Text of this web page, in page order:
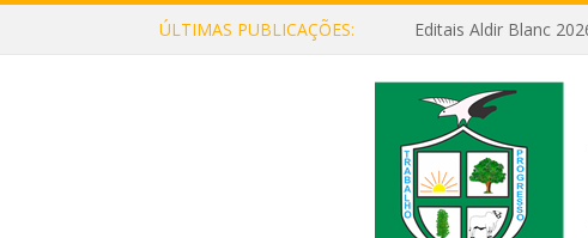
ÚLTIMAS PUBLICAÇÕES: Editais Aldir Blanc